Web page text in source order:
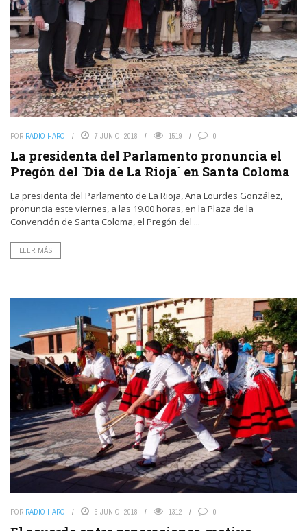
POR RADIO HARO 7 JUNIO, 2018 1519 0
La presidenta del Parlamento pronuncia el
Pregón del `Día de La Rioja´ en Santa Coloma
La presidenta del Parlamento de La Rioja, Ana Lourdes González,
pronuncia este viernes, a las 19.00 horas, en la Plaza de la
Convención de Santa Coloma, el Pregón del ...
LEER MÁS
POR RADIO HARO 5 JUNIO, 2018 1312 0